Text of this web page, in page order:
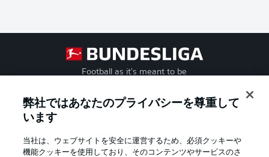
Football as it's meant to be
弊社ではあなたのプライバシーを尊重して
います
当社は、ウェブサイトを安全に運営するため、必須クッキーや
機能クッキーを使用しており、そのコンテンツやサービスのさ